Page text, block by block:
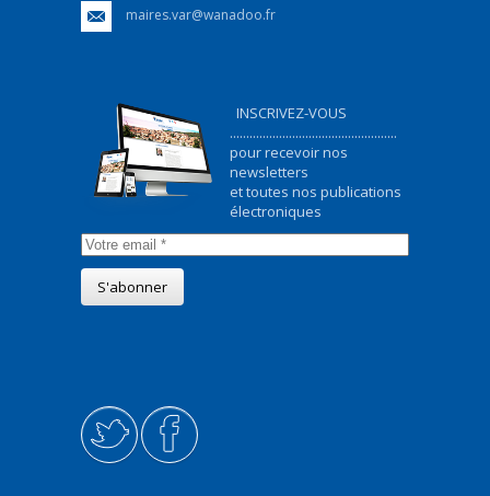
maires.var@wanadoo.fr
INSCRIVEZ-VOUS
...................................................
pour recevoir nos
newsletters
et toutes nos publications
électroniques